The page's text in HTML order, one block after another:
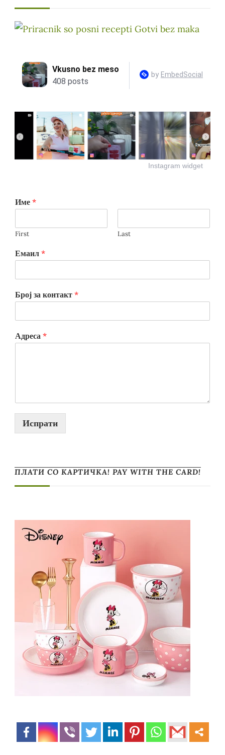
Instagram widget
Име *
First Last
Емаил *
Број за контакт *
Адреса *
Испрати
ПЛАТИ СО КАРТИЧКА! PAY WITH THE CARD!